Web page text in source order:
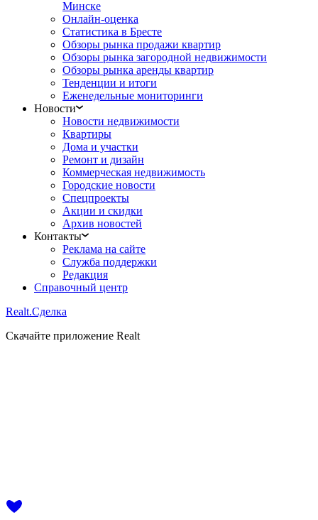
Минске
Онлайн-оценка
Статистика в Бресте
Обзоры рынка продажи квартир
Обзоры рынка загородной недвижимости
Обзоры рынка аренды квартир
Тенденции и итоги
Еженедельные мониторинги
Новости
Новости недвижимости
Квартиры
Дома и участки
Ремонт и дизайн
Коммерческая недвижимость
Городские новости
Спецпроекты
Акции и скидки
Архив новостей
Контакты
Реклама на сайте
Служба поддержки
Редакция
Справочный центр
Realt.Сделка
Скачайте приложение Realt